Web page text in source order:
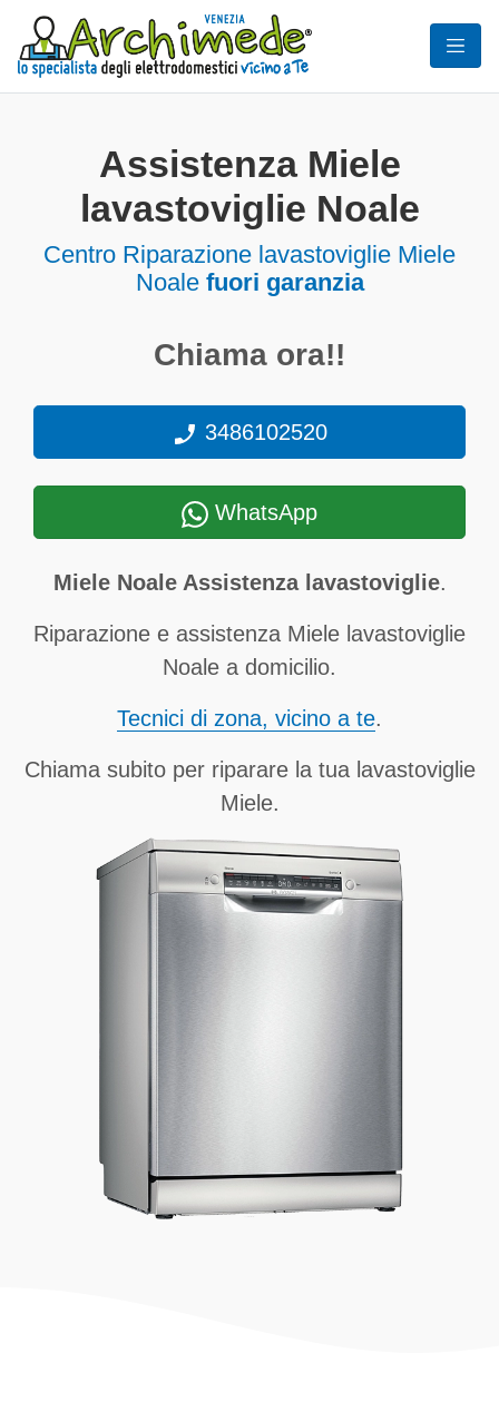
Assistenza Miele
lavastoviglie Noale
Centro Riparazione lavastoviglie Miele
Noale fuori garanzia
Chiama ora!!
3486102520
WhatsApp
Miele Noale Assistenza lavastoviglie.
Riparazione e assistenza Miele lavastoviglie
Noale a domicilio.
Tecnici di zona, vicino a te.
Chiama subito per riparare la tua lavastoviglie
Miele.